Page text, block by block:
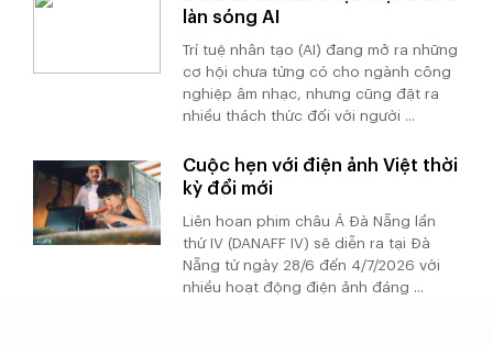
làn sóng AI
Trí tuệ nhân tạo (AI) đang mở ra những
cơ hội chưa từng có cho ngành công
nghiệp âm nhạc, nhưng cũng đặt ra
nhiều thách thức đối với người ...
Cuộc hẹn với điện ảnh Việt thời
kỳ đổi mới
Liên hoan phim châu Á Đà Nẵng lần
thứ IV (DANAFF IV) sẽ diễn ra tại Đà
Nẵng từ ngày 28/6 đến 4/7/2026 với
nhiều hoạt động điện ảnh đáng ...